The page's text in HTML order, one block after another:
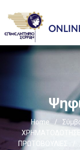
Home /
ΠΡΩΤΟΒΟΥΛΙΕΣ